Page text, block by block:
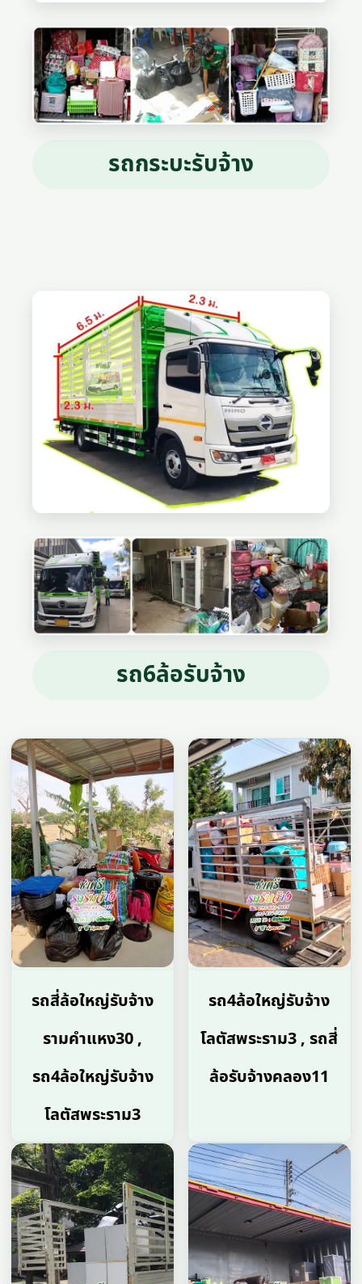
รถกระบะรับจ้าง
รถ6ล้อรับจ้าง
รถสี่ล้อใหญ่รับจ้าง
รามคําแหง30 ,
รถ4ล้อใหญ่รับจ้าง
โลตัสพระราม3
รถ4ล้อใหญ่รับจ้าง
โลตัสพระราม3 , รถสี่
ล้อรับจ้างคลอง11